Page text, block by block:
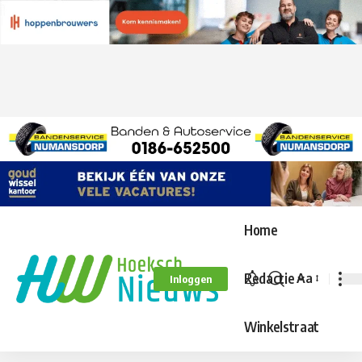
Home
Redactie
Winkelstraat
Inloggen Aa